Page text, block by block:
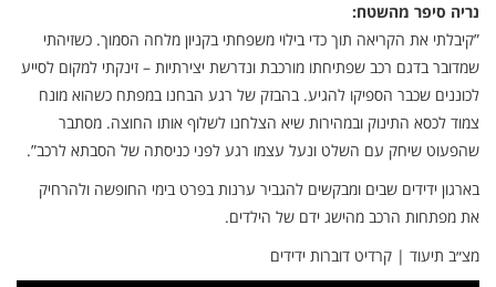
נריה סיפר מהשטח:
”קיבלתי את הקריאה תוך כדי בילוי משפחתי בקניון מלחה הסמוך. כשזיהתי
שמדובר בדגם רכב שפתיחתו מורכבת ונדרשת יצירתיות – זינקתי למקום לסייע
לכוננים שכבר הספיקו להגיע. בהבזק של רגע הבחנו במפתח כשהוא מונח
צמוד לכסא התינוק ובמהירות שיא הצלחנו לשלוף אותו החוצה. מסתבר
שהפעוט שיחק עם השלט ונעל עצמו רגע לפני כניסתה של הסבתא לרכב”.
בארגון ידידים שבים ומבקשים להגביר ערנות בפרט בימי החופשה ולהרחיק
את מפתחות הרכב מהישג ידם של הילדים.
מצ״ב תיעוד | קרדיט דוברות ידידים